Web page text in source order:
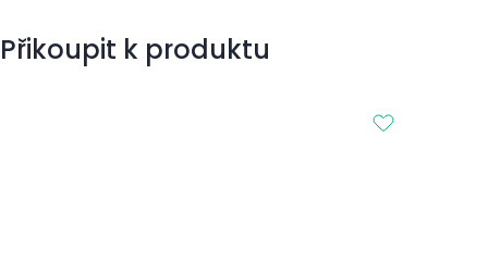
Přikoupit k produktu